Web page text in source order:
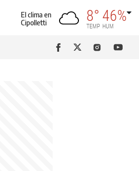
El clima en
Cipolletti
8°
TEMP
46%
HUM